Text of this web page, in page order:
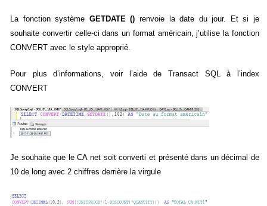
La fonction système GETDATE () renvoie la date du jour. Et si je
souhaite convertir celle-ci dans un format américain, j’utilise la fonction
CONVERT avec le style approprié.
Pour plus d’informations, voir l’aide de Transact SQL à l’index
CONVERT
Je souhaite que le CA net soit converti et présenté dans un décimal de
10 de long avec 2 chiffres derrière la virgule